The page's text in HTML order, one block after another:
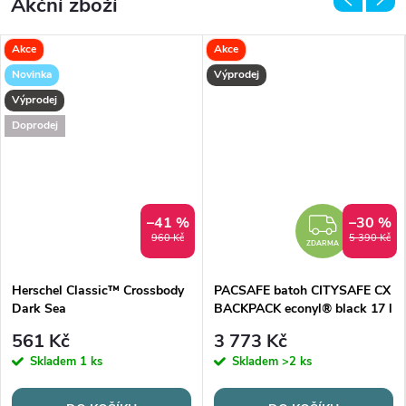
Akce
Novinka
Výprodej
Doprodej
960 Kč
–41 %
Herschel Classic™ Crossbody
Dark Sea
561 Kč
Skladem 1 ks
Akce
Výprodej
ZDARMA 5 390 Kč
–30 %
PACSAFE batoh CITYSAFE CX
BACKPACK econyl® black 17 l
3 773 Kč
Skladem >2 ks